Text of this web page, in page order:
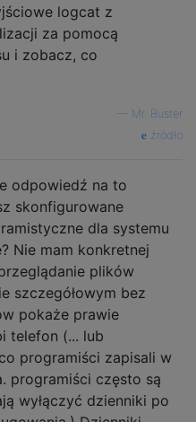
logcat z
za pomocą
i zobacz, co
Mr. Buster
źródło
odpowiedź na to
skonfigurowane
dla systemu
Nie mam konkretnej
plików
szczegółowym bez
pokaże prawie
telefon (... lub
programiści zapisali w
programiści często są
wyłączyć dzienniki po